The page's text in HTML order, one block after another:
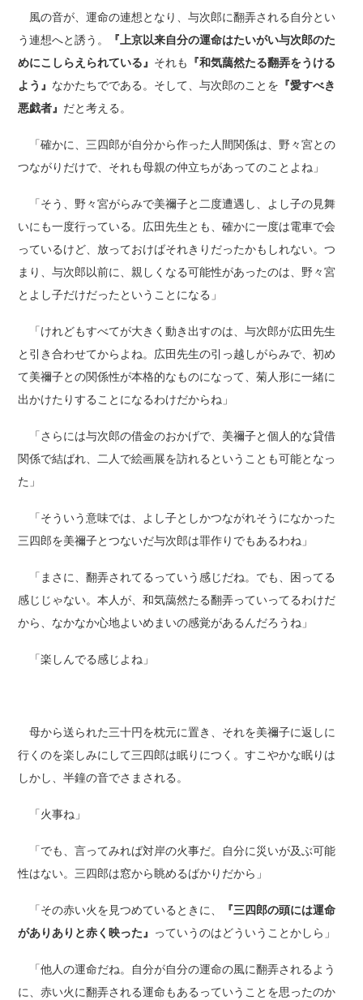
風の音が、運命の連想となり、与次郎に翻弄される自分とい
う連想へと誘う。
『上京以来自分の運命はたいがい与次郎のた
めにこしらえられている』 それも 『和気藹然たる翻弄をうける
よう』 なかたちでである。そして、与次郎のことを 『愛すべき
悪戯者』 だと考える。
「確かに、三四郎が自分から作った人間関係は、野々宮との
つながりだけで、それも母親の仲立ちがあってのことよね」
「そう、野々宮がらみで美禰子と二度遭遇し、よし子の見舞
いにも一度行っている。広田先生とも、確かに一度は電車で会
っているけど、放っておけばそれきりだったかもしれない。つ
まり、与次郎以前に、親しくなる可能性があったのは、野々宮
とよし子だけだったということになる」
「けれどもすべてが大きく動き出すのは、与次郎が広田先生
と引き合わせてからよね。広田先生の引っ越しがらみで、初め
て美禰子との関係性が本格的なものになって、菊人形に一緒に
出かけたりすることになるわけだからね」
「さらには与次郎の借金のおかげで、美禰子と個人的な貸借
関係で結ばれ、二人で絵画展を訪れるということも可能となっ
た」
「そういう意味では、よし子としかつながれそうになかった
三四郎を美禰子とつないだ与次郎は罪作りでもあるわね」
「まさに、翻弄されてるっていう感じだね。でも、困ってる
感じじゃない。本人が、和気藹然たる翻弄っていってるわけだ
から、なかなか心地よいめまいの感覚があるんだろうね」
「楽しんでる感じよね」
母から送られた三十円を枕元に置き、それを美禰子に返しに
行くのを楽しみにして三四郎は眠りにつく。すこやかな眠りは
しかし、半鐘の音でさまされる。
「火事ね」
「でも、言ってみれば対岸の火事だ。自分に災いが及ぶ可能
性はない。三四郎は窓から眺めるばかりだから」
「その赤い火を見つめているときに、
『三四郎の頭には運命
がありありと赤く映った』 っていうのはどういうことかしら」
「他人の運命だね。自分が自分の運命の風に翻弄されるよう
に、赤い火に翻弄される運命もあるっていうことを思ったのか